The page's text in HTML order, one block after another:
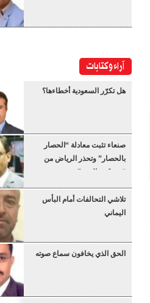
آراء وكتابات
هل تكرّر السعودية أخطاءها؟
صنعاء تثبت معادلة “الحصار
بالحصار” وتحذر الرياض من
“عسكرة البحر”
تلاشي التحالفات أمام البأس
اليماني
الحق الذي يخافون سماع صوته